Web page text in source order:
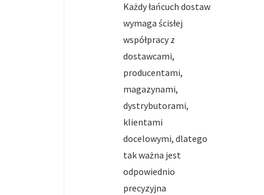
Każdy łańcuch dostaw
wymaga ścisłej
współpracy z
dostawcami,
producentami,
magazynami,
dystrybutorami,
klientami
docelowymi, dlatego
tak ważna jest
odpowiednio
precyzyjna